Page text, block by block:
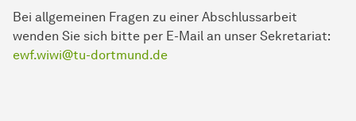
Bei allgemeinen Fragen zu einer Abschlussarbeit
wenden Sie sich bitte per E-Mail an unser Sekretariat:
ewf.wiwi@tu-dortmund.de